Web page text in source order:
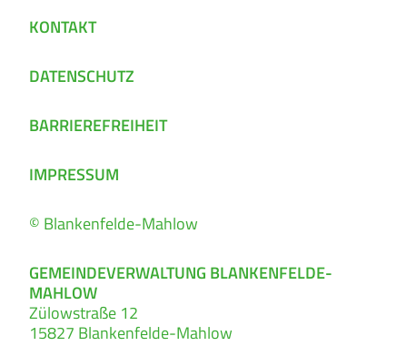
KONTAKT
DATENSCHUTZ
BARRIEREFREIHEIT
IMPRESSUM
© Blankenfelde-Mahlow
GEMEINDEVERWALTUNG BLANKENFELDE-
MAHLOW
Zülowstraße 12
15827 Blankenfelde-Mahlow